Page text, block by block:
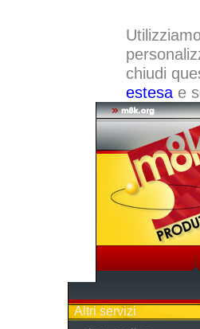
chiudi
estesae
Altri servizi